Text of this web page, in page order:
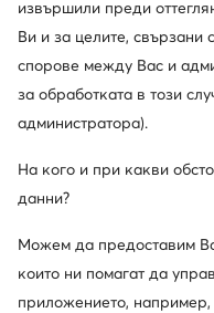
Trending
извършили преди
Ви и за целите, свързани
спорове между Вас и
за обработката в този
администратора).
На кого и при какви
данни?
Можем да предоставим
които ни помагат да
приложението,